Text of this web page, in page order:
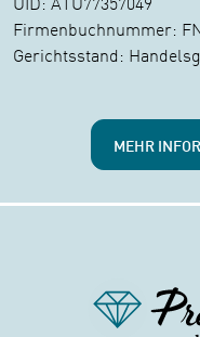
Firmenbuchnummer:
Gerichtsstand:
MEHR